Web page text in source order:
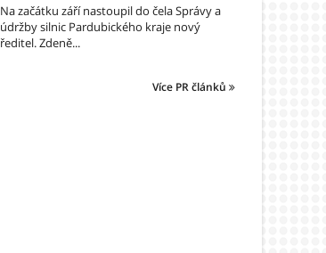
Na začátku září nastoupil do čela Správy a
údržby silnic Pardubického kraje nový
ředitel. Zdeně...
Více PR článků